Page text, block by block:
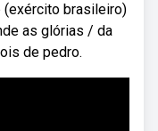
(exército brasileiro)
as glórias / da
de pedro.